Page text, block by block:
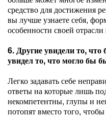
средство для достижения
вы лучше узнаете себя,
особенности своей
6. Другие увидели то,
увидел то, что могло бы
Легко задавать себе
ответы на которые лишь
некомпетентны, глупы и
потопят вместо того,